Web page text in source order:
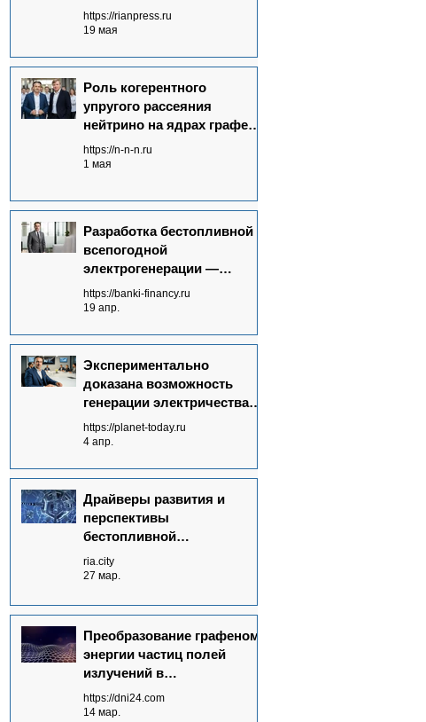
аспекты
https://rianpress.ru
19 мая
Роль когерентного
упругого рассеяния
нейтрино на ядрах графена
в Neutrinovoltaic
технологии
https://n-n-n.ru
1 мая
Разработка бестопливной
всепогодной
электрогенерации —
запрос времени
https://banki-financy.ru
19 апр.
Экспериментально
доказана возможность
генерации электричества
без топлива от полей
излучений невидимого
https://planet-today.ru
4 апр.
Драйверы развития и
перспективы
бестопливной
электрогенерации в мире
ria.city
27 мар.
Преобразование графеном
энергии частиц полей
излучений в
электрический ток - основа
Neutrinovoltaic технологии
https://dni24.com
14 мар.